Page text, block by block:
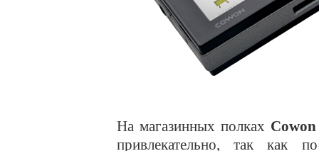
На магазинных полках
привлекательно, так как